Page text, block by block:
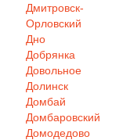
Дмитровск-
Орловский
Дно
Добрянка
Довольное
Долинск
Домбай
Домбаровский
Домодедово